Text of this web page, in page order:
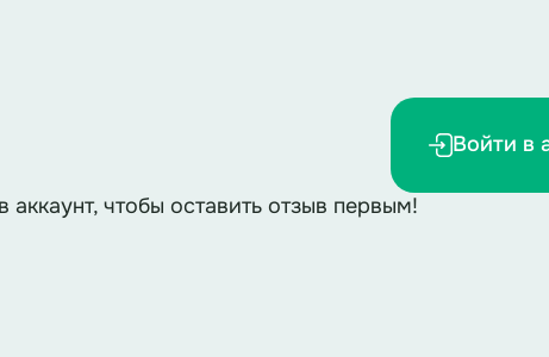
Войти в
чтобы оставить отзыв первым!